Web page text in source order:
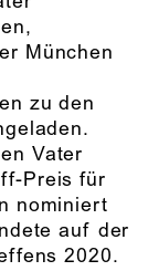
München
zu den
Vater
Preis für
nominiert
auf der
2020.